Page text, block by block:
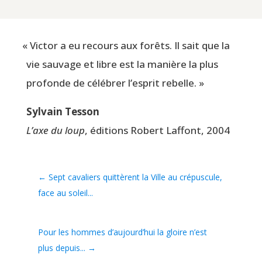
«Vic­tor a eu recours aux forêts. Il sait que la
vie sau­vage et libre est la manière la plus
pro­fonde de célé­brer l’esprit rebelle. »
Syl­vain Tesson
L’axe du loup, édi­tions Robert Laf­font, 2004
← Sept cavaliers quittèrent la Ville au crépuscule,
face au soleil...
Pour les hommes d’aujourd’hui la gloire n’est
plus depuis... →